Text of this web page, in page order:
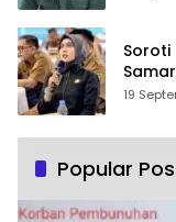
Soroti
19
Popular